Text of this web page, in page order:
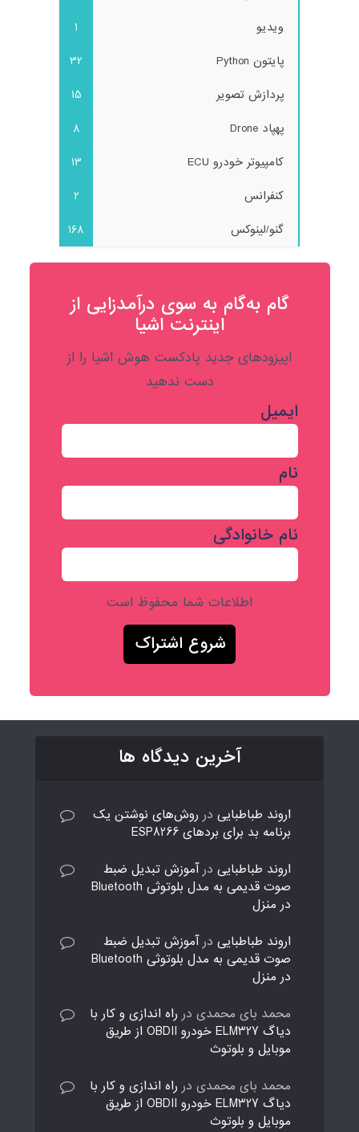
ویدیو
1
پایتون Python
32
پردازش تصویر
15
پهپاد Drone
8
کامپیوتر خودرو ECU
13
کنفرانس
2
گنو/لینوکس
168
گام به‌گام به‌ سوی درآمدزایی از
اینترنت اشیا
اپیزودهای جدید پادکست هوش اشیا را از
دست ندهید
ایمیل
نام
نام خانوادگی
اطلاعات شما محفوظ است
آخرین دیدگاه ها
اروند طباطبایی در روش‌های نوشتن یک
برنامه بد برای بردهای ESP8266
اروند طباطبایی درآموزش تبدیل ضبط
صوت قدیمی به مدل بلوتوثی Bluetooth
در منزل
اروند طباطبایی درآموزش تبدیل ضبط
صوت قدیمی به مدل بلوتوثی Bluetooth
در منزل
محمد بای محمدی در راه اندازی و کار با
دیاگ ELM327 خودرو OBDII از طریق
موبایل و بلوتوث
محمد بای محمدی در راه اندازی و کار با
دیاگ ELM327 خودرو OBDII از طریق
موبایل و بلوتوث